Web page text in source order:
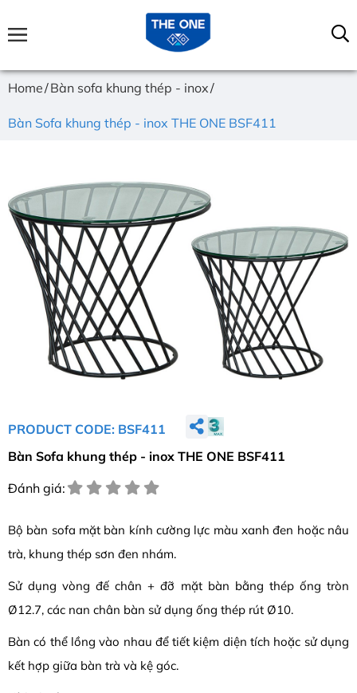
Home Bàn sofa khung thép - inox
Bàn Sofa khung thép - inox THE ONE BSF411
PRODUCT CODE: BSF411
Bàn Sofa khung thép - inox THE ONE BSF411
Đánh giá:
Bộ bàn sofa mặt bàn kính cường lực màu xanh đen hoặc nâu
trà, khung thép sơn đen nhám.
Sử dụng vòng đế chân + đỡ mặt bàn bằng thép ống tròn
Ø12.7, các nan chân bàn sử dụng ống thép rút Ø10.
Bàn có thể lồng vào nhau để tiết kiệm diện tích hoặc sử dụng
kết hợp giữa bàn trà và kệ góc.